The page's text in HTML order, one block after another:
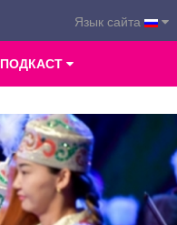
Язык сайта
ПОДКАСТ